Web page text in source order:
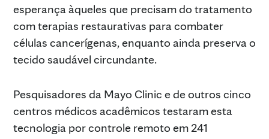
esperança àqueles que precisam do tratamento
com terapias restaurativas para combater
células cancerígenas, enquanto ainda preserva o
tecido saudável circundante.
Pesquisadores da Mayo Clinic e de outros cinco
centros médicos acadêmicos testaram esta
tecnologia por controle remoto em 241